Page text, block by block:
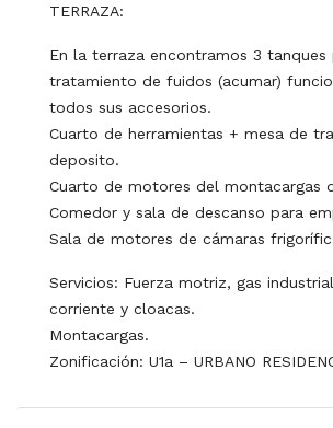
TERRAZA:
En la terraza encontramos 3 tanques
tratamiento de fuidos (acumar)
todos sus accesorios.
Cuarto de herramientas + mesa de
deposito.
Cuarto de motores del montacargas
Comedor y sala de descanso para
Sala de motores de cámaras
Servicios: Fuerza motriz, gas
corriente y cloacas.
Montacargas.
Zonificación: U1a – URBANO